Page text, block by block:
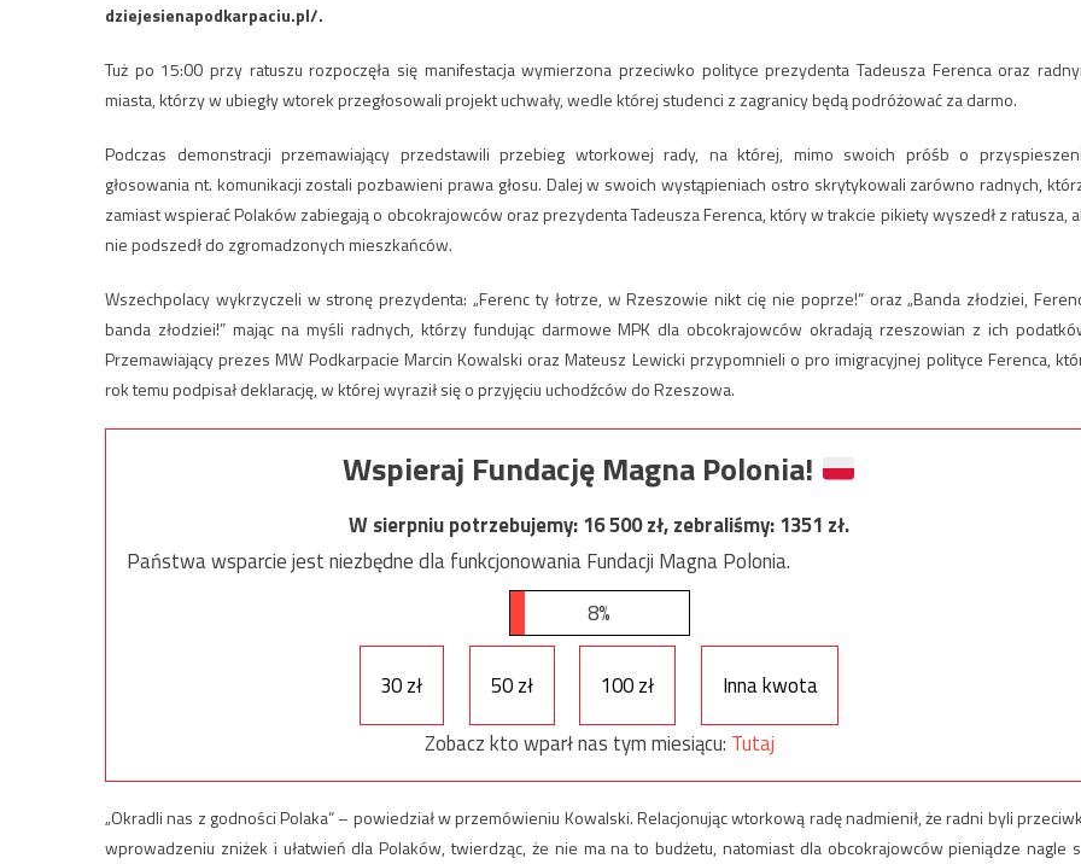
dziejesienapodkarpaciu.pl/.
Tuż po 15:00 przy ratuszu rozpoczęła się manifestacja wymierzona przeciwko polityce prezydenta Tadeusza Ferenca oraz
miasta, którzy w ubiegły wtorek przegłosowali projekt uchwały, wedle której studenci z zagranicy będą podróżować za darmo.
Podczas demonstracji przemawiający przedstawili przebieg wtorkowej rady, na której, mimo swoich próśb o
głosowania nt. komunikacji zostali pozbawieni prawa głosu. Dalej w swoich wystąpieniach ostro skrytykowali zarówno radnych,
zamiast wspierać Polaków zabiegają o obcokrajowców oraz prezydenta Tadeusza Ferenca, który w trakcie pikiety wyszedł z ratusza,
nie podszedł do zgromadzonych mieszkańców.
Wszechpolacy wykrzyczeli w stronę prezydenta: „Ferenc ty łotrze, w Rzeszowie nikt cię nie poprze!” oraz „Banda złodziei,
banda złodziei!” mając na myśli radnych, którzy fundując darmowe MPK dla obcokrajowców okradają rzeszowian z ich
Przemawiający prezes MW Podkarpacie Marcin Kowalski oraz Mateusz Lewicki przypomnieli o pro imigracyjnej polityce Ferenca,
rok temu podpisał deklarację, w której wyraził się o przyjęciu uchodźców do Rzeszowa.
Wspieraj Fundację Magna Polonia!
W sierpniu potrzebujemy:16 500zł, zebraliśmy:1351 zł.
Państwa wsparcie jest niezbędne dla funkcjonowania Fundacji Magna Polonia.
8%
30 zł 50 zł 100 zł
Inna kwota
Zobacz kto wparł nas tym miesiącu: Tutaj
„Okradli nas z godności Polaka” – powiedział w przemówieniu Kowalski. Relacjonując wtorkową radę nadmienił, że radni byli
wprowadzeniu zniżek i ułatwień dla Polaków, twierdząc, że nie ma na to budżetu, natomiast dla obcokrajowców pieniądze nagle